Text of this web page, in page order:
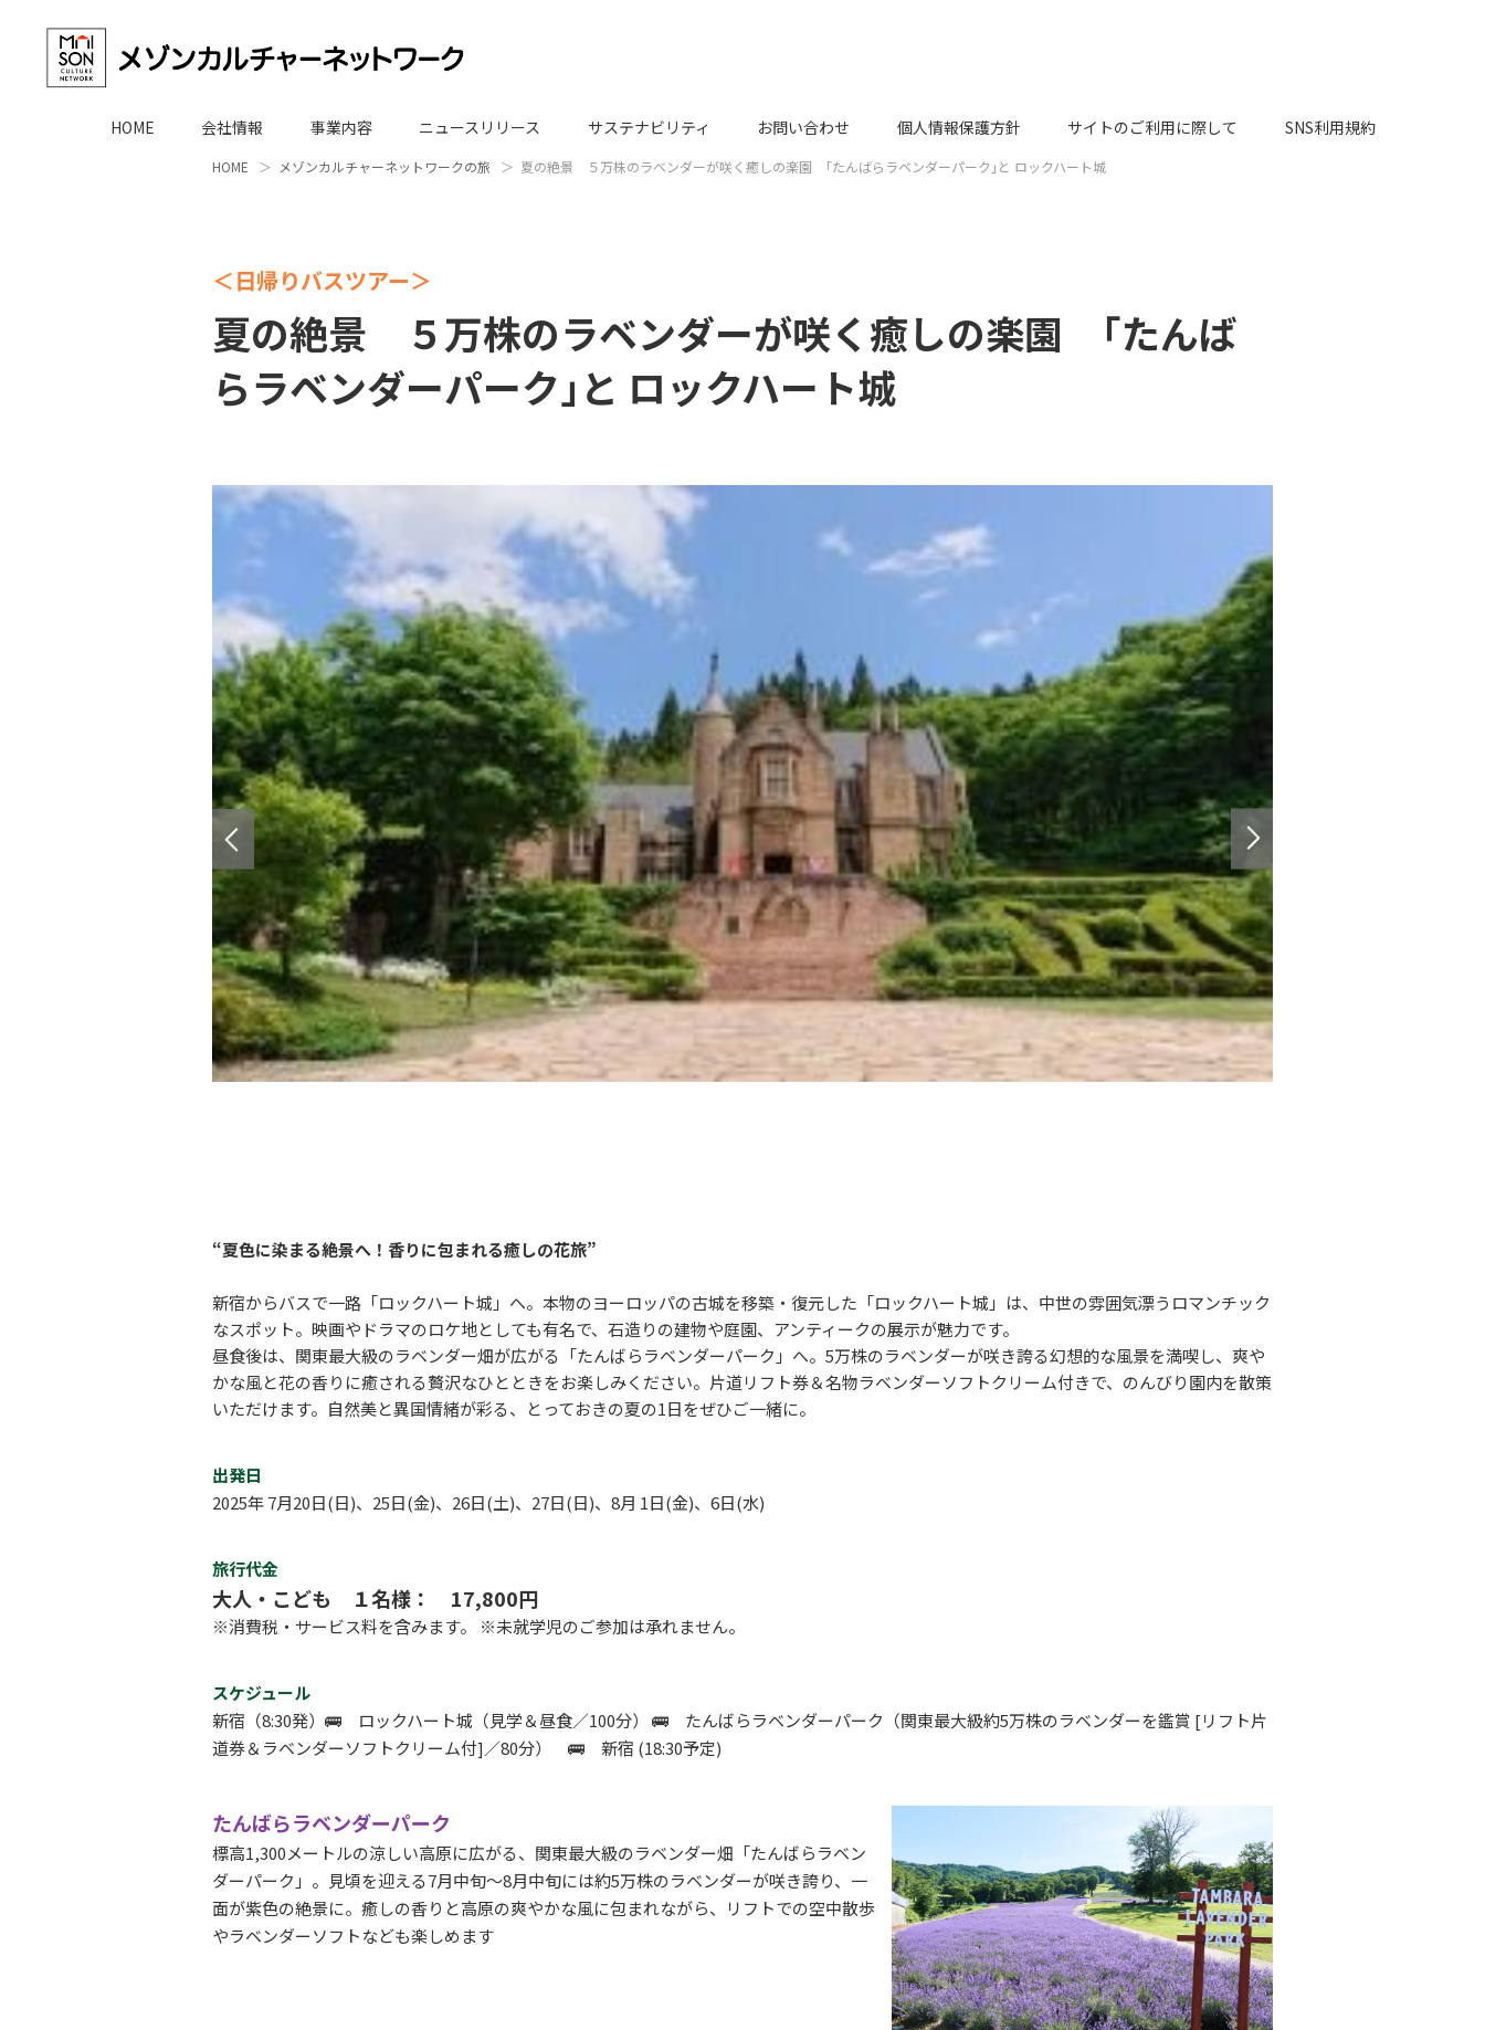
HOME 会社情報 事業内容 ニュースリリース サステナビリティ お問い合わせ 個人情報保護方針 サイトのご利用に際して SNS利用規約
HOME メゾンカルチャーネットワークの旅 夏の絶景 ５万株のラベンダーが咲く癒しの楽園 ｢たんばらラベンダーパーク｣と ロックハート城
＜日帰りバスツアー＞
夏の絶景 ５万株のラベンダーが咲く癒しの楽園 ｢たんば
らラベンダーパーク｣と ロックハート城
“夏色に染まる絶景へ！香りに包まれる癒しの花旅”
新宿からバスで一路「ロックハート城」へ。本物のヨーロッパの古城を移築・復元した「ロックハート城」は、中世の雰囲気漂うロマンチック
なスポット。映画やドラマのロケ地としても有名で、石造りの建物や庭園、アンティークの展示が魅力です。
昼食後は、関東最大級のラベンダー畑が広がる「たんばらラベンダーパーク」へ。5万株のラベンダーが咲き誇る幻想的な風景を満喫し、爽や
かな風と花の香りに癒される贅沢なひとときをお楽しみください。片道リフト券＆名物ラベンダーソフトクリーム付きで、のんびり園内を散策
いただけます。自然美と異国情緒が彩る、とっておきの夏の1日をぜひご一緒に。
出発日
2025年 7月20日(日)、25日(金)、26日(土)、27日(日)、8月 1日(金)、6日(水)
旅行代金
大人・こども １名様： 17,800円
※消費税・サービス料を含みます。 ※未就学児のご参加は承れません。
スケジュール
新宿（8:30発）🚌 ロックハート城（見学＆昼食／100分） 🚌 たんばらラベンダーパーク（関東最大級約5万株のラベンダーを鑑賞 [リフト片
道券＆ラベンダーソフトクリーム付]／80分） 🚌 新宿 (18:30予定)
たんばらラベンダーパーク
標高1,300メートルの涼しい高原に広がる、関東最大級のラベンダー畑「たんばらラベン
ダーパーク」。見頃を迎える7月中旬～8月中旬には約5万株のラベンダーが咲き誇り、一
面が紫色の絶景に。癒しの香りと高原の爽やかな風に包まれながら、リフトでの空中散歩
やラベンダーソフトなども楽しめます